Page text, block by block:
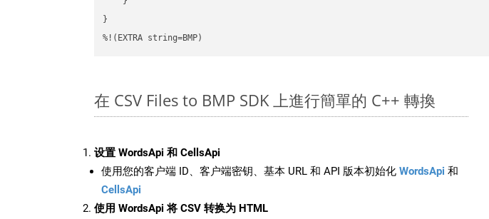
}
%!(EXTRA string=BMP)
在 CSV Files to BMP SDK 上進行簡單的 C++ 轉換
设置 WordsApi 和 CellsApi
使用您的客户端 ID、客户端密钥、基本 URL 和 API 版本初始化 WordsApi 和
CellsApi
使用 WordsApi 将 CSV 转换为 HTML